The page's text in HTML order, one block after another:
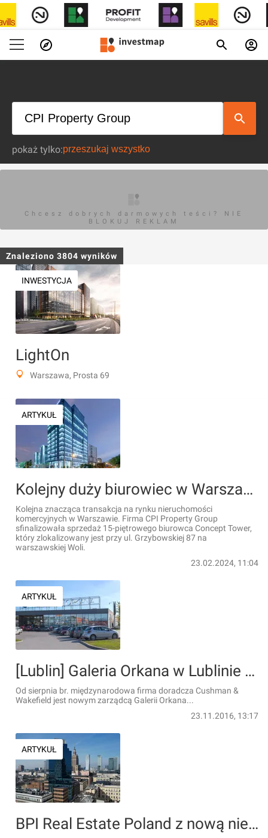
pokaż tylko:
Chcesz dobrych darmowych teści? NIE
BLOKUJ REKLAM
Znaleziono 3804 wyników
INWESTYCJA
LightOn
Warszawa, Prosta 69
ARTYKUŁ
Kolejny duży biurowiec w Warszawie został sprzedany
Kolejna znacząca transakcja na rynku nieruchomości
komercyjnych w Warszawie. Firma CPI Property Group
sfinalizowała sprzedaż 15-piętrowego biurowca Concept Tower,
który zlokalizowany jest przy ul. Grzybowskiej 87 na
warszawskiej Woli.
23.02.2024, 11:04
ARTYKUŁ
[Lublin] Galeria Orkana w Lublinie ma nowego zarządcę
Od sierpnia br. międzynarodowa firma doradcza Cushman &
Wakefield jest nowym zarządcą Galerii Orkana...
23.11.2016, 13:17
ARTYKUŁ
BPI Real Estate Poland z nową nieruchomością w Warszawie